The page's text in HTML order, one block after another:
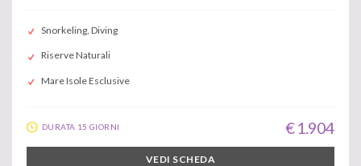
Snorkeling, Diving
Riserve Naturali
Mare Isole Esclusive
DURATA 15 GIORNI € 1.904
VEDI SCHEDA